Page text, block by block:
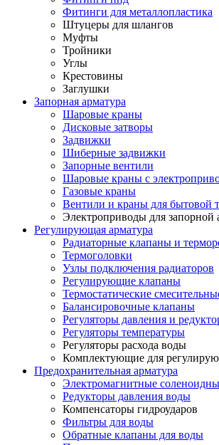
Фитинги для металлопластика
Штуцеры для шлангов
Муфты
Тройники
Углы
Крестовины
Заглушки
Запорная арматура
Шаровые краны
Дисковые затворы
Задвижки
Шиберные задвижки
Запорные вентили
Шаровые краны с
Газовые краны
Вентили и краны для бытовой
Электроприводы для запорной
Регулирующая арматура
Радиаторные клапаны и
Термоголовки
Узлы подключения радиаторов
Регулирующие клапаны
Термостатические
Балансировочные клапаны
Регуляторы давления и
Регуляторы температуры
Регуляторы расхода воды
Комплектующие для
Предохранительная арматура
Электромагнитные
Редукторы давления воды
Компенсаторы гидроударов
Фильтры для воды
Обратные клапаны для воды